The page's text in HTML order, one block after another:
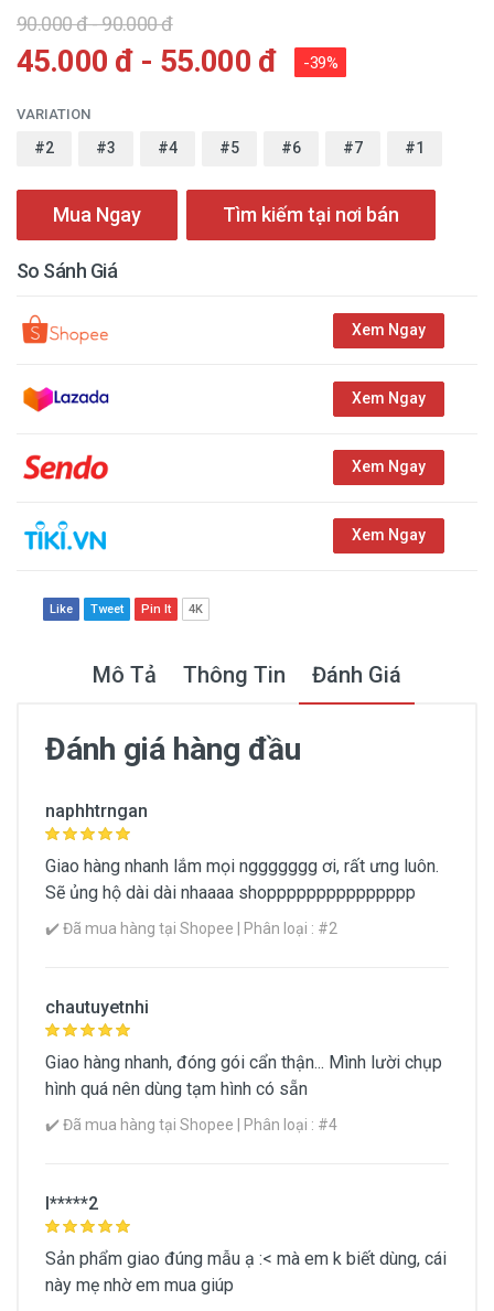
90.000 đ - 90.000 đ
45.000 đ - 55.000 đ -39%
VARIATION
#2 #3 #4 #5 #6 #7 #1
Mua Ngay Tìm kiếm tại nơi bán
So Sánh Giá
Xem Ngay
Xem Ngay
Xem Ngay
Xem Ngay
Like Tweet Pin It 4K
Mô Tả Thông Tin Đánh Giá
Thông Tin Chung
Thương hiệu
Innisfree
Dạng sản phẩm
Không
Kích cỡ
Kích cỡ tiêu chuẩn
Xuất xứ
Xem Chi Tiết Thông Tin Sản Phẩm
Đánh giá hàng đầu
naphhtrngan
Giao hàng nhanh lắm mọi nggggggg ơi, rất ưng luôn.
Sẽ ủng hộ dài dài nhaaaa shoppppppppppppppp
✔️ Đã mua hàng tại Shopee | Phân loại : #2
chautuyetnhi
Giao hàng nhanh, đóng gói cẩn thận... Mình lười chụp
hình quá nên dùng tạm hình có sẵn
✔️ Đã mua hàng tại Shopee | Phân loại : #4
l*****2
Sản phẩm giao đúng mẫu ạ :< mà em k biết dùng, cái
này mẹ nhờ em mua giúp